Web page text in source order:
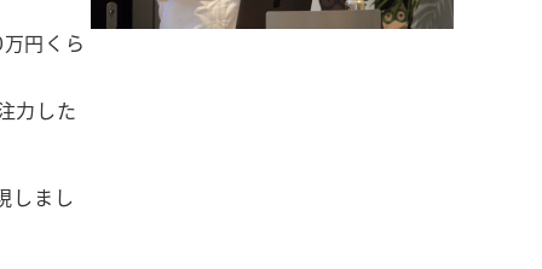
円くら
力した
しまし